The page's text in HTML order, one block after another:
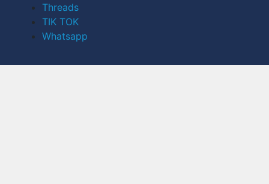
Threads
TIK TOK
Whatsapp